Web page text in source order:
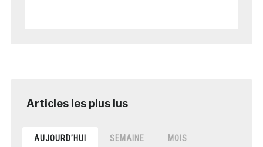
AUJOURD’HUI SEMAINE MOIS